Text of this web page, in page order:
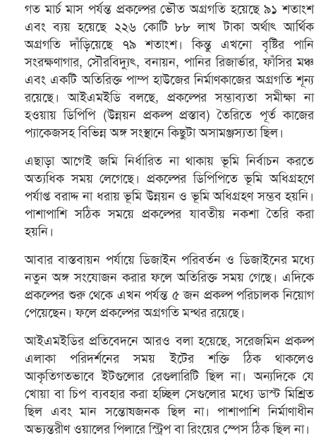
গত মার্চ মাস পর্যন্ত প্রকল্পের ভৌত অগ্রগতি হয়েছে ৯১ শতাংশ
এবং ব্যয় হয়েছে ২২৬ কোটি ৮৮ লাখ টাকা অর্থাৎ আর্থিক
অগ্রগতি দাঁড়িয়েছে ৭৯ শতাংশ। কিন্তু এখনো বৃষ্টির পানি
সংরক্ষণাগার, সৌরবিদ্যুৎ, বনায়ন, পানির রিজার্ভার, ফাঁসির মঞ্চ
এবং একটি অতিরিক্ত পাম্প হাউজের নির্মাণকাজের অগ্রগতি শূন্য
রয়েছে। আইএমইডি বলছে, প্রকল্পের সম্ভাব্যতা সমীক্ষা না
হওয়ায় ডিপিপি (উন্নয়ন প্রকল্প প্রস্তাব) তৈরিতে পূর্ত কাজের
প্যাকেজসহ বিভিন্ন অঙ্গ সংস্থানে কিছুটা অসামঞ্জস্যতা ছিল।
এছাড়া আগেই জমি নির্ধারিত না থাকায় ভূমি নির্বাচন করতে
অত্যধিক সময় লেগেছে। প্রকল্পের ডিপিপিতে ভূমি অধিগ্রহণে
পর্যাপ্ত বরাদ্দ না ধরায় ভূমি উন্নয়ন ও ভূমি অধিগ্রহণ সম্ভব হয়নি।
পাশাপাশি সঠিক সময়ে প্রকল্পের যাবতীয় নকশা তৈরি করা
হয়নি।
আবার বাস্তবায়ন পর্যায়ে ডিজাইন পরিবর্তন ও ডিজাইনের মধ্যে
নতুন অঙ্গ সংযোজন করার ফলে অতিরিক্ত সময় গেছে। এদিকে
প্রকল্পের শুরু থেকে এখন পর্যন্ত ৫ জন প্রকল্প পরিচালক নিয়োগ
পেয়েছেন। ফলে প্রকল্পের অগ্রগতি মন্থর রয়েছে।
আইএমইডির প্রতিবেদনে আরও বলা হয়েছে, সরেজমিন প্রকল্প
এলাকা পরিদর্শনের সময় ইটের শক্তি ঠিক থাকলেও
আকৃতিগতভাবে ইটগুলোর রেগুলারিটি ছিল না। অন্যদিকে যে
খোয়া বা চিপ ব্যবহার করা হচ্ছিল সেগুলোর মধ্যে ডাস্ট মিশ্রিত
ছিল এবং মান সন্তোষজনক ছিল না। পাশাপাশি নির্মাণাধীন
অভ্যন্তরীণ ওয়ালের পিলারে স্ট্রিপ বা রিংয়ের স্পেস ঠিক ছিল না।